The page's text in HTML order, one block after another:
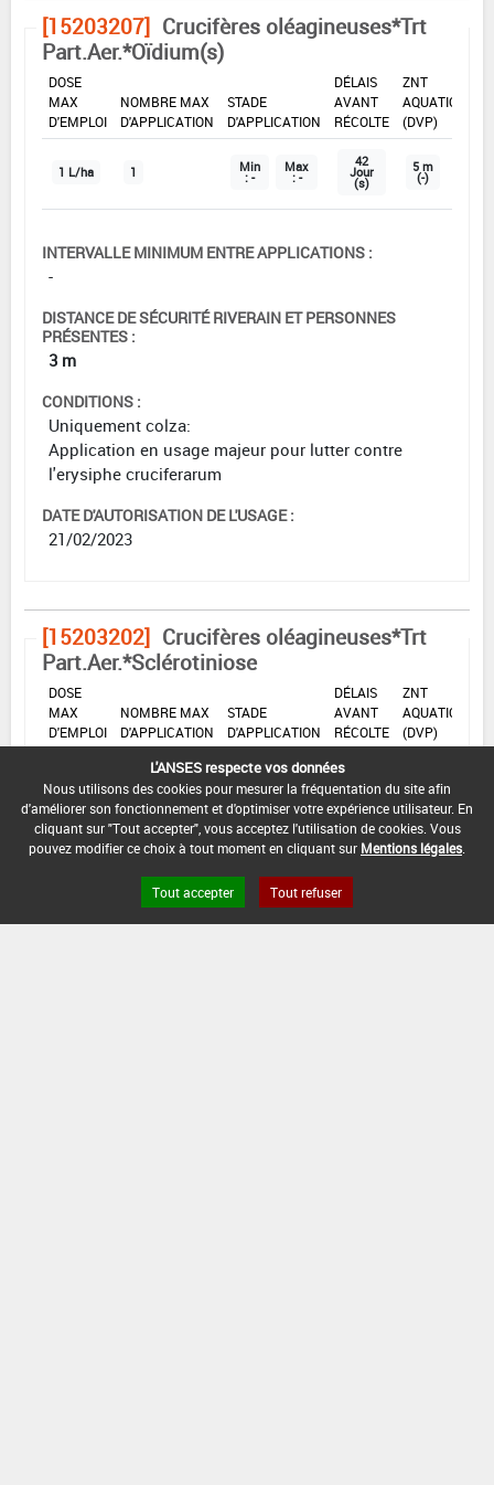
[15203207] Crucifères oléagineuses*Trt
Part.Aer.*Oïdium(s)
DOSE
MAX
D'EMPLOI
NOMBRE MAX
D'APPLICATION
STADE
D'APPLICATION
DÉLAIS
AVANT
RÉCOLTE
ZNT
AQUATIQUE
(DVP)
1 L/ha 1 Min
: -
Max
: -
42
Jour
(s)
5 m
(-)
INTERVALLE MINIMUM ENTRE APPLICATIONS :
-
DISTANCE DE SÉCURITÉ RIVERAIN ET PERSONNES
PRÉSENTES :
3 m
CONDITIONS :
Uniquement colza:
Application en usage majeur pour lutter contre
l'erysiphe cruciferarum
DATE D'AUTORISATION DE L'USAGE :
21/02/2023
[15203202] Crucifères oléagineuses*Trt
Part.Aer.*Sclérotiniose
DOSE
MAX
D'EMPLOI
NOMBRE MAX
D'APPLICATION
STADE
D'APPLICATION
DÉLAIS
AVANT
RÉCOLTE
ZNT
AQUATIQUE
(DVP)
1 L/ha 1 Min
: -
Max
: - Jour
(s) (-)
INTERVALLE MINIMUM ENTRE APPLICATIONS :
DISTANCE DE SÉCURITÉ RIVERAIN ET PERSONNES
L'ANSES respecte vos données
Nous utilisons des cookies pour mesurer la fréquentation du site afin
d'améliorer son fonctionnement et d'optimiser votre expérience utilisateur. En
cliquant sur "Tout accepter", vous acceptez l'utilisation de cookies. Vous
pouvez modifier ce choix à tout moment en cliquant sur Mentions légales
Tout accepter Tout refuser